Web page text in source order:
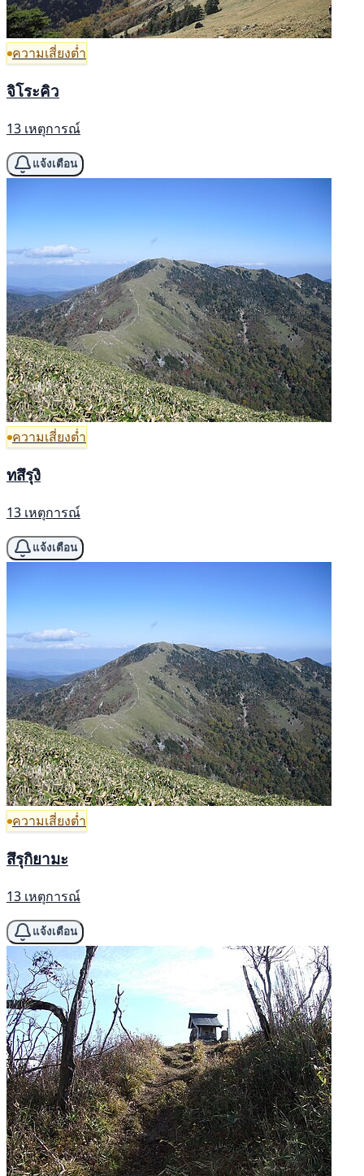
ความเสี่ยงต่ำ
จิโระคิว
13 เหตุการณ์
แจ้งเตือน
ความเสี่ยงต่ำ
ทสึรุงิ
13 เหตุการณ์
แจ้งเตือน
ความเสี่ยงต่ำ
สึรุกิยามะ
13 เหตุการณ์
แจ้งเตือน